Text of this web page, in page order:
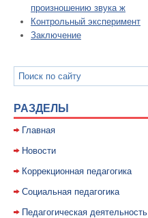
произношению звука ж
Контрольный эксперимент
Заключение
РАЗДЕЛЫ
Главная
Новости
Коррекционная педагогика
Социальная педагогика
Педагогическая деятельность